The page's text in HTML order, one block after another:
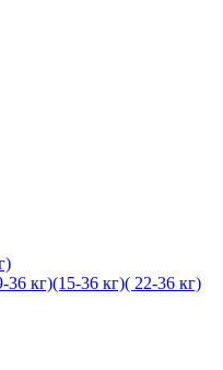
36 кг)(15-36 кг)( 22-36 кг)